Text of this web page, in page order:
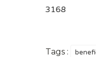
3168
Tags :